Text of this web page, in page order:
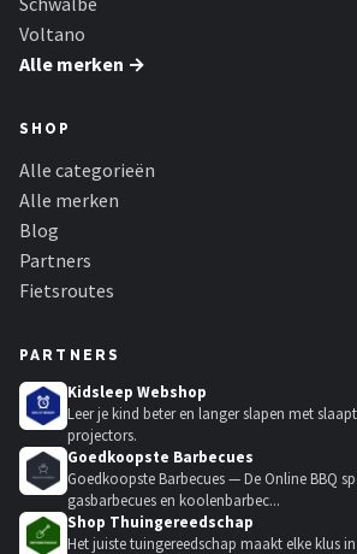
Voltano
Alle merken →
SHOP
Alle categorieën
Alle merken
Blog
Partners
Fietsroutes
PARTNERS
Kidsleep Webshop
Leer je kind beter en langer slapen met
projectors.
Goedkoopste Barbecues
Goedkoopste Barbecues — De Online BBQ
gasbarbecues en koolenbarbec...
Shop Thuingereedschap
Het juiste tuingereedschap maakt elke klus